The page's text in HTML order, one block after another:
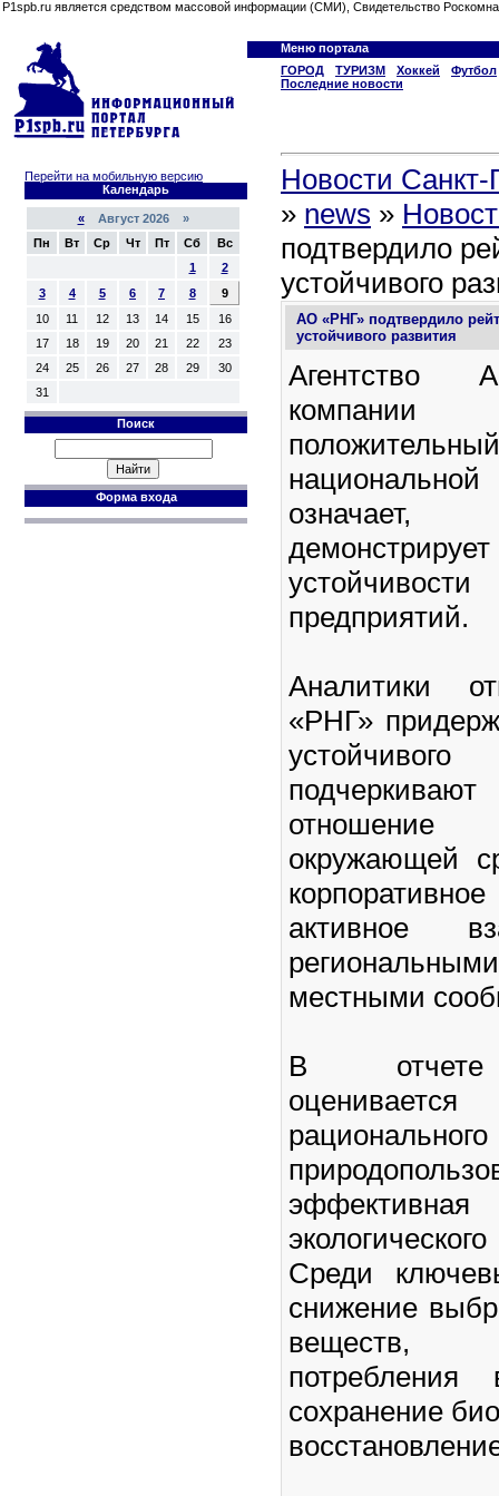
P1spb.ru является средством массовой информации (СМИ), Свидетельство
Меню портала
ГОРОД
ТУРИЗМ Хоккей
Футбол
Последние новости
Перейти на мобильную версию
Календарь
«Август 2026 »
Пн
Вт Ср Чт Пт Сб
Вс
1
2
3
4 5 6 7 8
9
10
11 12 13 14 15
16
17
18 19 20 21 22
23
24
25 26 27 28 29
30
31
Поиск
Форма входа
Новости Санкт-
» news »
подтвердило
устойчивого
АО «РНГ» подтвердило
устойчивого развития
Агентство
означает,
предприятий.
Аналитики
«РНГ»
окружающей
активное
местными
В отчете
рационального
Среди
снижение
веществ,
сохранение